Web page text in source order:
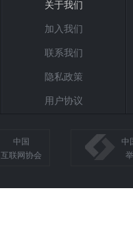
关于我们
加入我们
联系我们
隐私政策
用户协议
中国
互联网协会
中